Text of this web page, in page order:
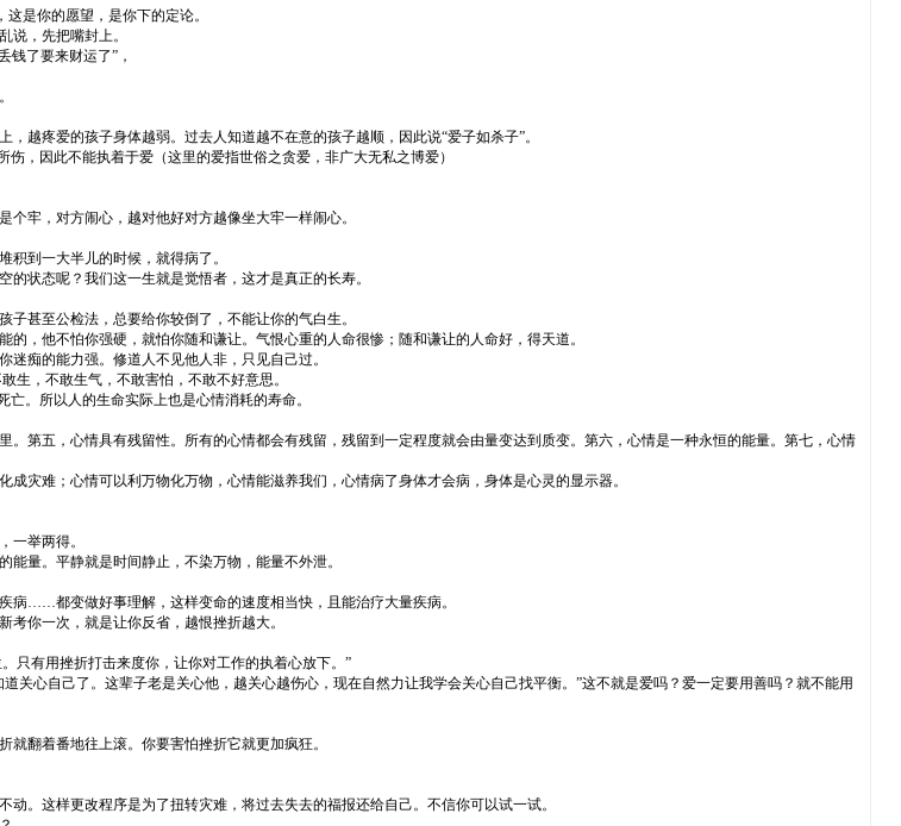
是你的愿望，是你下的定论。
说，先把嘴封上。
钱了要来财运了”，
越疼爱的孩子身体越弱。过去人知道越不在意的孩子越顺，因此说“爱子如杀子”。
，因此不能执着于爱（这里的爱指世俗之贪爱，非广大无私之博爱）
牢，对方闹心，越对他好对方越像坐大牢一样闹心。
到一大半儿的时候，就得病了。
状态呢？我们这一生就是觉悟者，这才是真正的长寿。
甚至公检法，总要给你较倒了，不能让你的气白生。
，他不怕你强硬，就怕你随和谦让。气恨心重的人命很惨；随和谦让的人命好，得天道。
痴的能力强。修道人不见他人非，只见自己过。
生，不敢生气，不敢害怕，不敢不好意思。
。所以人的生命实际上也是心情消耗的寿命。
第五，心情具有残留性。所有的心情都会有残留，残留到一定程度就会由量变达到质变。第六，心情是一种永恒的能量。第七，心情
难；心情可以利万物化万物，心情能滋养我们，心情病了身体才会病，身体是心灵的显示器。
举两得。
量。平静就是时间静止，不染万物，能量不外泄。
病……都变做好事理解，这样变命的速度相当快，且能治疗大量疾病。
你一次，就是让你反省，越恨挫折越大。
只有用挫折打击来度你，让你对工作的执着心放下。”
心自己了。这辈子老是关心他，越关心越伤心，现在自然力让我学会关心自己找平衡。”这不就是爱吗？爱一定要用善吗？就不能用
翻着番地往上滚。你要害怕挫折它就更加疯狂。
。这样更改程序是为了扭转灾难，将过去失去的福报还给自己。不信你可以试一试。